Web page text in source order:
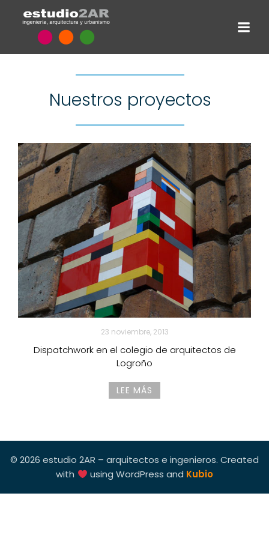
Nuestros proyectos
23 noviembre, 2013
Dispatchwork en el colegio de arquitectos de
Logroño
LEE MÁS
© 2026 estudio 2AR – arquitectos e ingenieros. Created
with
using WordPress and Kubio